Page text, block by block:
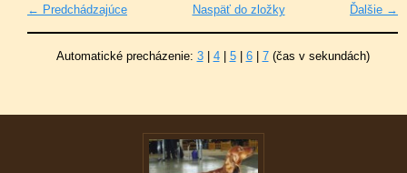
← Predchádzajúce Ďalšie →
Naspäť do zložky
Automatické precházenie: 3| 4| 5| 6| 7(čas v sekundách)